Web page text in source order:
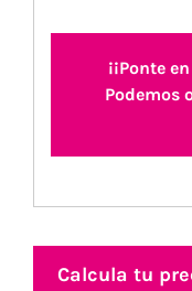
¡¡Ponte
Podemos
Calcula tu